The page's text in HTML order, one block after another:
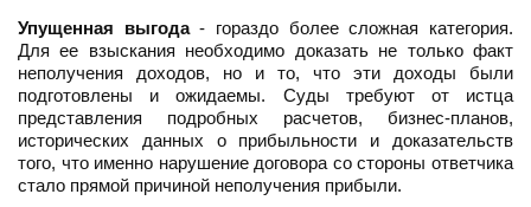
Упущенная выгода- гораздо более сложная категория.
Для ее взыскания необходимо доказать не только факт
неполучения доходов, но и то, что эти доходы были
подготовлены и ожидаемы. Суды требуют от истца
представления подробных расчетов, бизнес-планов,
исторических данных о прибыльности и доказательств
того, что именно нарушение договора со стороны ответчика
стало прямой причиной неполучения прибыли.